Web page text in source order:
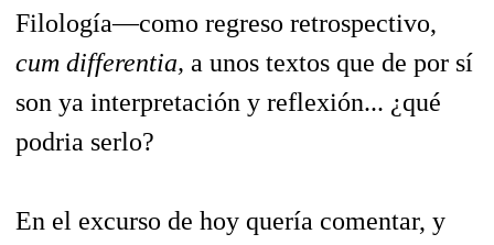
Filología—como regreso retrospectivo,
cum differentia, a unos textos que de por sí
son ya interpretación y reflexión... ¿qué
podria serlo?
En el excurso de hoy quería comentar, y